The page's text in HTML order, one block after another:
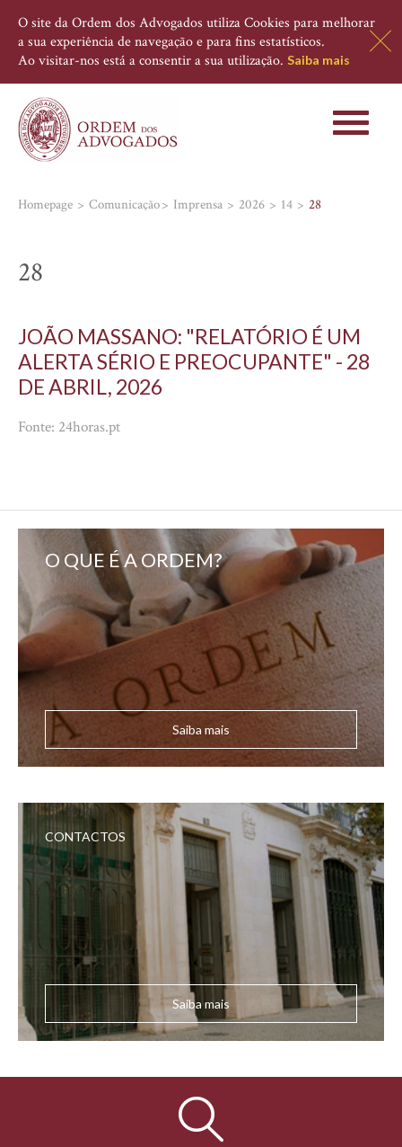
O site da Ordem dos Advogados utiliza Cookies para melhorar
a sua experiência de navegação e para fins estatísticos.
Ao visitar-nos está a consentir a sua utilização. Saiba mais
Toggle
Homepage Comunicação Imprensa 2026 14 28
28
JOÃO MASSANO: "RELATÓRIO É UM
ALERTA SÉRIO E PREOCUPANTE" - 28
DE ABRIL, 2026
Fonte: 24horas.pt
O QUE É A ORDEM?
Saiba mais
CONTACTOS
Saiba mais